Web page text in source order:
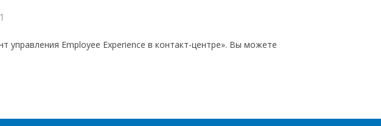
управления Employee Experience в контакт-центре». Вы можете